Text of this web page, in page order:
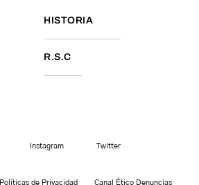
HISTORIA
R.S.C
Instagram Twitter
Políticas de Privacidad Canal Ético Denuncias